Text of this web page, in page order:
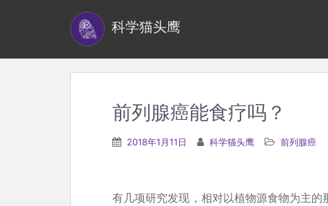
科学猫头鹰
前列腺癌能食疗吗？
2018年1月11日 科学猫头鹰 前列腺癌
有几项研究发现，相对以植物源食物为主